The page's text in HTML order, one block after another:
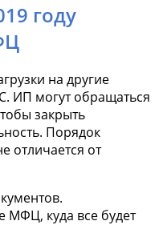
году
на другие
ИП могут обращаться
закрыть
Порядок
отличается от
МФЦ, куда все будет